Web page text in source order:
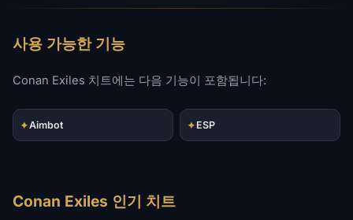
사용 가능한 기능
Conan Exiles 치트에는 다음 기능이 포함됩니다:
✦Aimbot ✦ ESP
Conan Exiles 인기 치트